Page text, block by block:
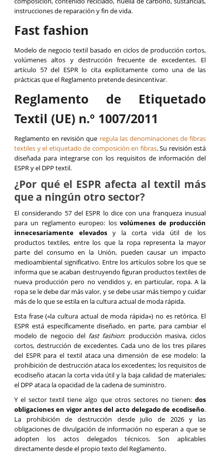
instrucciones de reparación y fin de vida.
Fast fashion
Modelo de negocio textil basado en ciclos de producción cortos,
volúmenes altos y destrucción frecuente de excedentes. El
artículo 57 del ESPR lo cita explícitamente como una de las
prácticas que el Reglamento pretende desincentivar.
Reglamento de Etiquetado
Textil (UE) n.º 1007/2011
Reglamento en revisión que regula las denominaciones de fibras
textiles y el etiquetado de composición en fibras. Su revisión está
diseñada para integrarse con los requisitos de información del
ESPR y el DPP textil.
¿Por qué el ESPR afecta al textil más
que a ningún otro sector?
El considerando 57 del ESPR lo dice con una franqueza inusual
para un reglamento europeo: losvolúmenes de producción
innecesariamente elevados y la corta vida útil de los
productos textiles, entre los que la ropa representa la mayor
parte del consumo en la Unión, pueden causar un impacto
medioambiental significativo. Entre los artículos sobre los que se
informa que se acaban destruyendo figuran productos textiles de
nueva producción pero no vendidos y, en particular, ropa. A la
ropa se le debe dar más valor, y se debe usar más tiempo y cuidar
más de lo que se estila en la cultura actual de moda rápida.
Esta frase («la cultura actual de moda rápida») no es retórica. El
ESPR está específicamente diseñado, en parte, para cambiar el
modelo de negocio del fast fashion: producción masiva, ciclos
cortos, destrucción de excedentes. Cada uno de los tres pilares
del ESPR para el textil ataca una dimensión de ese modelo: la
prohibición de destrucción ataca los excedentes; los requisitos de
ecodiseño atacan la corta vida útil y la baja calidad de materiales;
el DPP ataca la opacidad de la cadena de suministro.
Y el sector textil tiene algo que otros sectores no tienen: dos
obligaciones en vigor antes del acto delegado de ecodiseño.
La prohibición de destrucción desde julio de 2026 y las
obligaciones de divulgación de información no esperan a que se
adopten los actos delegados técnicos. Son aplicables
directamente desde el propio texto del Reglamento.